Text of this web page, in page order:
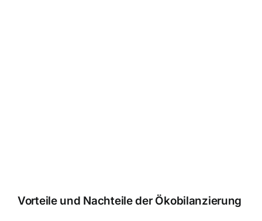
Vorteile und Nachteile der Ökobilanzierung